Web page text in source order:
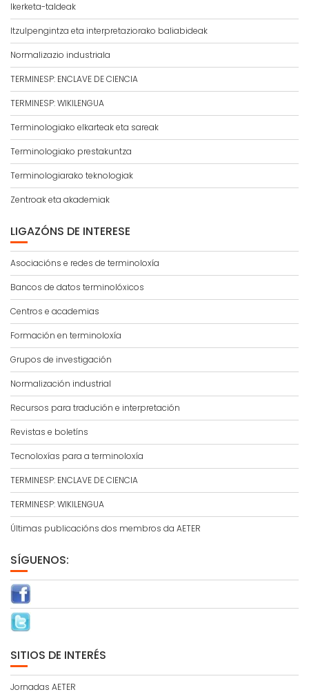
Ikerketa-taldeak
Itzulpengintza eta interpretaziorako baliabideak
Normalizazio industriala
TERMINESP: ENCLAVE DE CIENCIA
TERMINESP: WIKILENGUA
Terminologiako elkarteak eta sareak
Terminologiako prestakuntza
Terminologiarako teknologiak
Zentroak eta akademiak
LIGAZÓNS DE INTERESE
Asociacións e redes de terminoloxía
Bancos de datos terminolóxicos
Centros e academias
Formación en terminoloxía
Grupos de investigación
Normalización industrial
Recursos para tradución e interpretación
Revistas e boletíns
Tecnoloxías para a terminoloxía
TERMINESP: ENCLAVE DE CIENCIA
TERMINESP: WIKILENGUA
Últimas publicacións dos membros da AETER
SÍGUENOS:
SITIOS DE INTERÉS
Jornadas AETER